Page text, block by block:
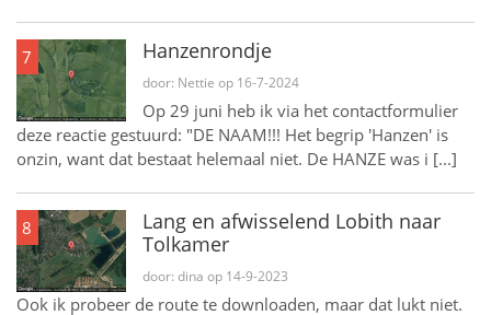
7 Hanzenrondje
door: Nettie op 16-7-2024
Op 29 juni heb ik via het contactformulier
deze reactie gestuurd: "DE NAAM!!! Het begrip 'Hanzen' is
onzin, want dat bestaat helemaal niet. De HANZE was i [...]
8
Lang en afwisselend Lobith naar
Tolkamer
door: dina op 14-9-2023
Ook ik probeer de route te downloaden, maar dat lukt niet.